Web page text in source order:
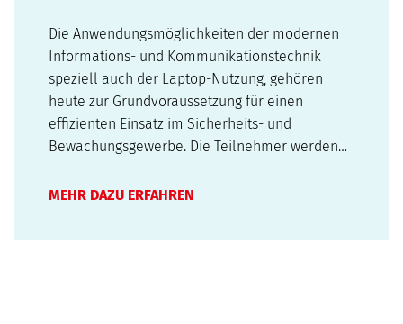
Die Anwendungsmöglichkeiten der modernen
Informations- und Kommunikationstechnik
speziell auch der Laptop-Nutzung, gehören
heute zur Grundvoraussetzung für einen
effizienten Einsatz im Sicherheits- und
Bewachungsgewerbe. Die Teilnehmer werden
umzugehen, sie werden mit den Grundzügen
üben in diesem Modul den rationellen…
MEHR DAZU ERFAHREN